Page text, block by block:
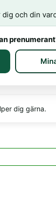
och din
dig gärna.